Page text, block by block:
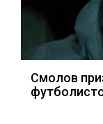
Смолов